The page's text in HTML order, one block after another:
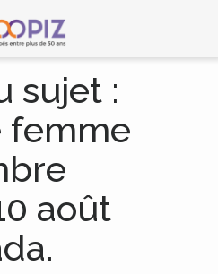
sujet :
femme
août